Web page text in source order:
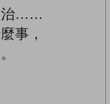
治……
事，